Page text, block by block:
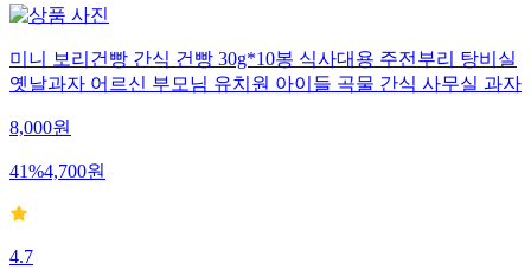
미니 보리건빵 간식 건빵 30g*10봉 식사대용 주전부리 탕비실
옛날과자 어르신 부모님 유치원 아이들 곡물 간식 사무실 과자
8,000원
41%4,700원
4.7